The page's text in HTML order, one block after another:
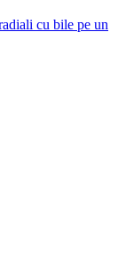
cu bile pe un